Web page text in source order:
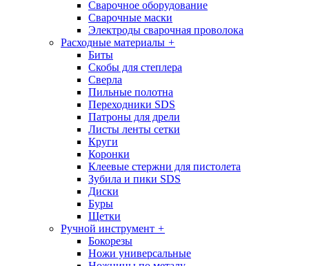
Сварочное оборудование
Сварочные маски
Электроды сварочная проволока
Расходные материалы +
Биты
Скобы для степлера
Сверла
Пильные полотна
Переходники SDS
Патроны для дрели
Листы ленты сетки
Круги
Коронки
Клеевые стержни для пистолета
Зубила и пики SDS
Диски
Буры
Щетки
Ручной инструмент +
Бокорезы
Ножи универсальные